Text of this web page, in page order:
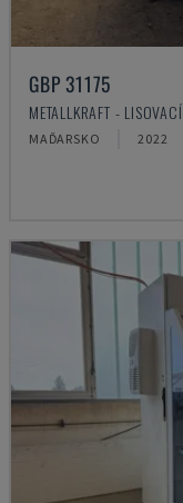
GBP 31175
METALLKRAFT -
MAĎARSKO 2022